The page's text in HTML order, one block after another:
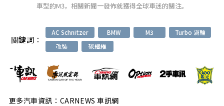
車型的M3，相關新聞一發佈就獲得全球車迷的關注。
關鍵詞：
AC Schnitzer BMW M3
Turbo 渦輪
改裝
碳纖維
更多汽車資訊：CARNEWS 車訊網